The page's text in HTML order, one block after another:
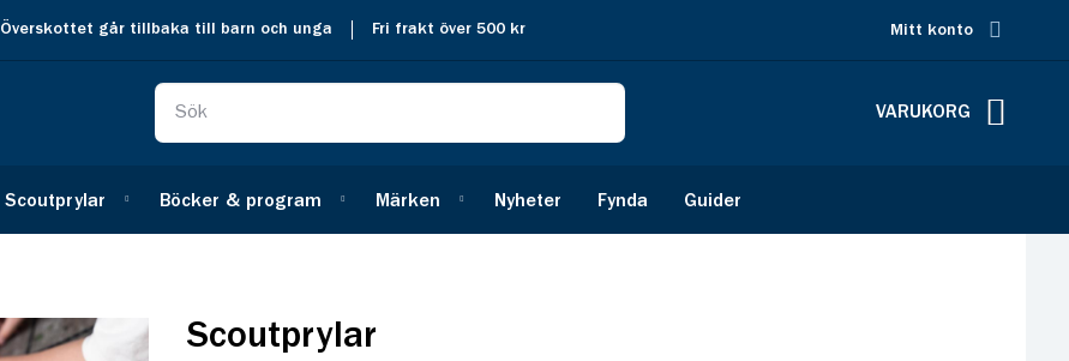
Överskottet går tillbaka till barn och unga Fri frakt över 500 kr Mitt konto
VARUKORG
Scoutprylar Böcker & program Märken Nyheter Fynda Guider
Scoutprylar